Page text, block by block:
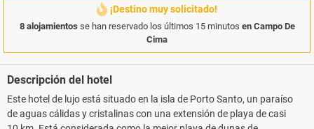
¡Destino muy solicitado!
8 alojamientos se han reservado los últimos 15 minutos en Campo De
Cima
Descripción del hotel
Este hotel de lujo está situado en la isla de Porto Santo, un paraíso
de aguas cálidas y cristalinas con una extensión de playa de casi